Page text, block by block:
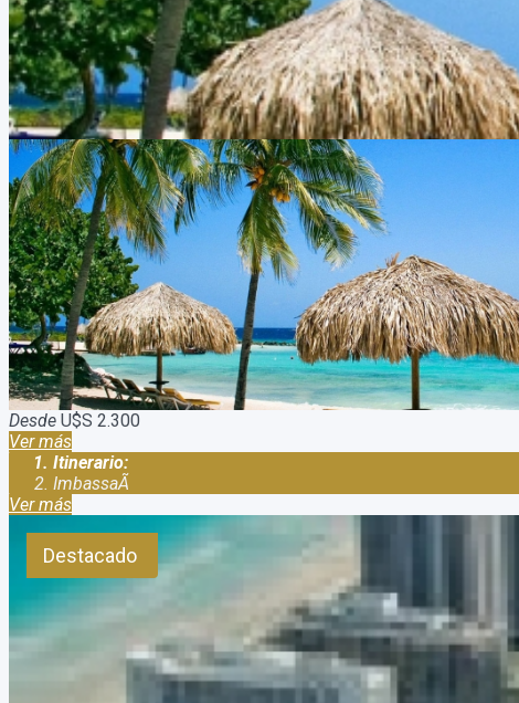
Paquete Imbassai Semana Santa
Duración:
8Días7Noches
Viaje a Imbassai en Semana Santa Tenemos nuestro Paquete
atraviesa todo el municipio de Mata de Sao Joao, y hoy es uno de
Desde U$S 2.300
Ver más
Itinerario:
ImbassaÃ­
Ver más
Destacado